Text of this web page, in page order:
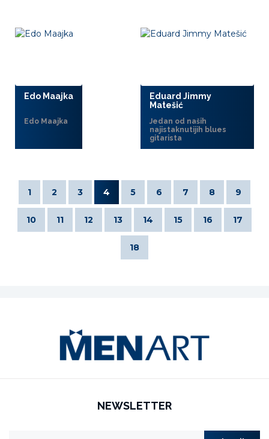
Edo Maajka
Edo Maajka
Eduard Jimmy
Matešić
Jedan od naših
najistaknutijih blues
gitarista
1 2 3 4 5 6 7 8 9
10 11 12 13 14 15 16 17
18
NEWSLETTER